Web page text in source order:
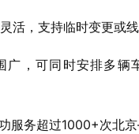
，支持临时变更或线
，可同时安排多辆
务超过1000+次北京